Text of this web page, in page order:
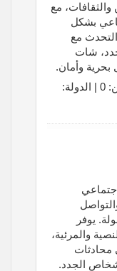
مع
بشكل
مع
شات
بحرية وأمان.
يوفر
والمرئية،
محادثات
الجدد.